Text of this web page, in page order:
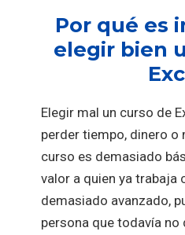
Por qué es
elegir bien
Elegir mal un curso de
perder tiempo, dinero o
curso es demasiado
valor a quien ya trabaja
demasiado avanzado,
persona que todavía